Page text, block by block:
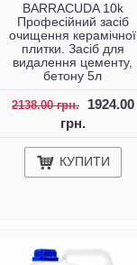
BARRACUDA 10k
Професійний засіб
очищення керамічної
плитки. Засіб для
видалення цементу,
бетону 5л
2138.00 грн.
1924.00
грн.
КУПИТИ